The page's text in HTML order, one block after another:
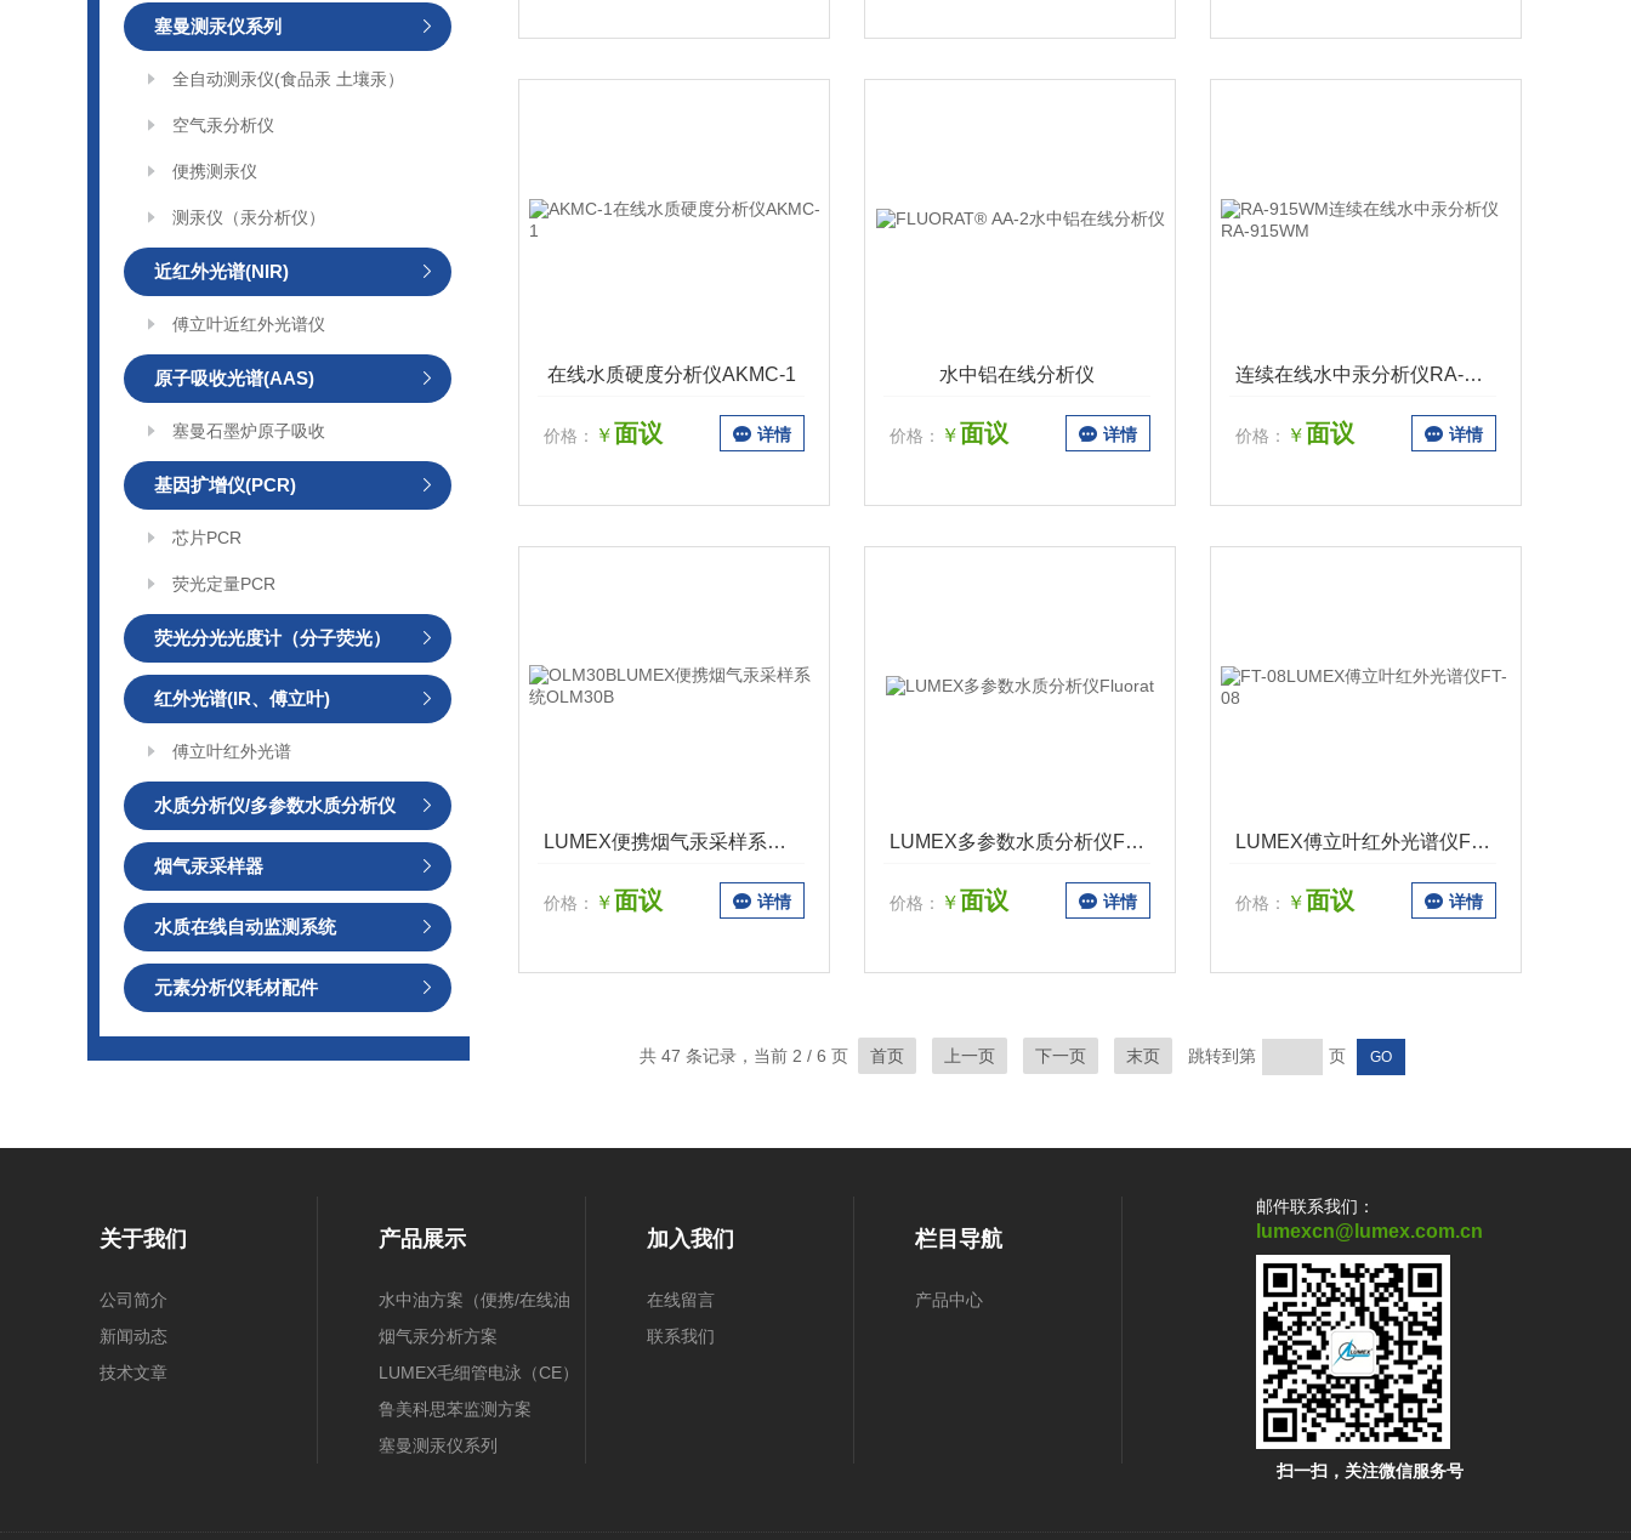
塞曼测汞仪系列
全自动测汞仪(食品汞 土壤汞）
空气汞分析仪
便携测汞仪
测汞仪（汞分析仪）
近红外光谱(NIR)
傅立叶近红外光谱仪
原子吸收光谱(AAS)
塞曼石墨炉原子吸收
基因扩增仪(PCR)
芯片PCR
荧光定量PCR
荧光分光光度计（分子荧光）
红外光谱(IR、傅立叶)
傅立叶红外光谱
水质分析仪/多参数水质分析仪
烟气汞采样器
水质在线自动监测系统
元素分析仪耗材配件
在线水质硬度分析仪AKMC-1
价格： ￥面议 详情
水中铝在线分析仪
价格： ￥面议 详情
连续在线水中汞分析仪RA-915WM
价格： ￥面议 详情
LUMEX便携烟气汞采样系统OLM30B
价格： ￥面议 详情
LUMEX多参数水质分析仪Fluorat
价格： ￥面议 详情
LUMEX傅立叶红外光谱仪FT-08
价格： ￥面议 详情
共 47 条记录，当前 2 / 6 页 首页 上一页 下一页 末页 跳转到第 页
关于我们
公司简介
新闻动态
技术文章
产品展示
水中油方案（便携/在线油
膜/在线）
烟气汞分析方案
（30B/CEMS/OH）
LUMEX毛细管电泳（CE）
鲁美科思苯监测方案
塞曼测汞仪系列
加入我们
在线留言
联系我们
栏目导航
产品中心
邮件联系我们：
lumexcn@lumex.com.cn
扫一扫，关注微信服务号